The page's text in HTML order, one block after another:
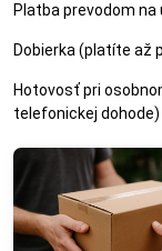
Platba prevodom
Dobierka (platíte až
Hotovosť pri
telefonickej dohode)